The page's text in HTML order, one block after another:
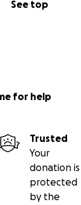
See top
for help
Trusted
Your
donation is
protected
by the